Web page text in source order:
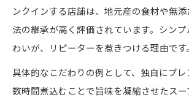
ンクインする店舗は、地元産の食材や無
法の継承が高く評価されています。シン
わいが、リピーターを惹きつける理由です。
具体的なこだわりの例として、独自にブレ
数時間煮込むことで旨味を凝縮させたス